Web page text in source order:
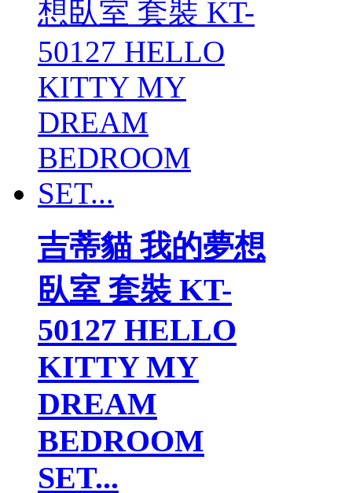
吉蒂貓 我的夢想
臥室 套裝 KT-
50127 HELLO
KITTY MY
DREAM
BEDROOM
SET...